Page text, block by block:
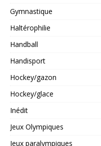
Gymnastique
Haltérophilie
Handball
Handisport
Hockey/gazon
Hockey/glace
Inédit
Jeux Olympiques
Jeux paralympiques